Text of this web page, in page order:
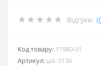
Відгуки:
Код товару: 11980-01
Артикул: шк-3136